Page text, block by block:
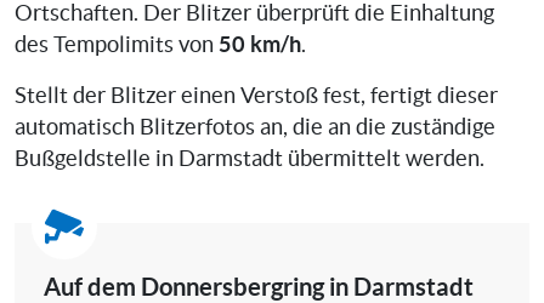
Ortschaften. Der Blitzer überprüft die Einhaltung
des Tempolimits von 50 km/h.
Stellt der Blitzer einen Verstoß fest, fertigt dieser
automatisch Blitzerfotos an, die an die zuständige
Bußgeldstelle in Darmstadt übermittelt werden.
Auf dem Donnersbergring in Darmstadt